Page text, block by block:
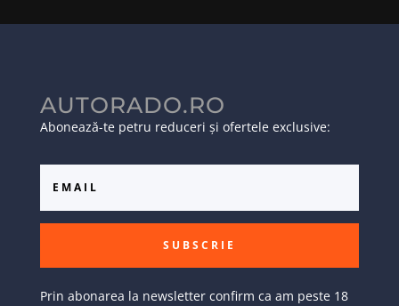
AUTORADO.RO
Abonează-te petru reduceri și ofertele exclusive:
SUBSCRIE
Prin abonarea la newsletter confirm ca am peste 18